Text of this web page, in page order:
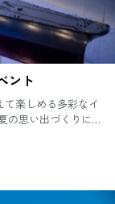
ント
楽しめる多彩なイ
の思い出づくりにぜ